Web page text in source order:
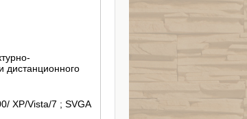
дистанционного
XP/Vista/7 ; SVGA